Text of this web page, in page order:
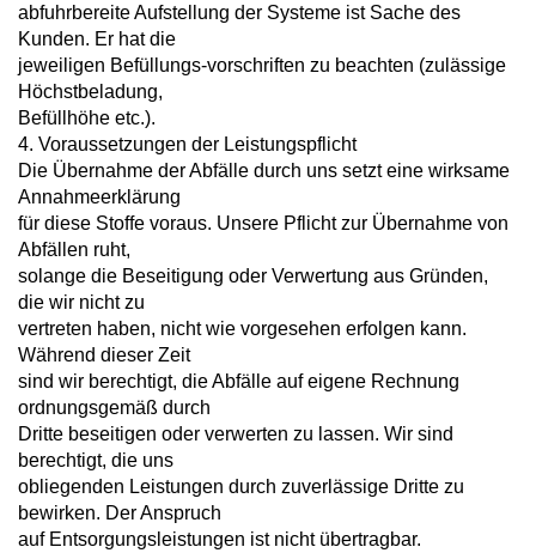
abfuhrbereite Aufstellung der Systeme ist Sache des
Kunden. Er hat die
jeweiligen Befüllungs-vorschriften zu beachten (zulässige
Höchstbeladung,
Befüllhöhe etc.).
4. Voraussetzungen der Leistungspflicht
Die Übernahme der Abfälle durch uns setzt eine wirksame
Annahmeerklärung
für diese Stoffe voraus. Unsere Pflicht zur Übernahme von
Abfällen ruht,
solange die Beseitigung oder Verwertung aus Gründen,
die wir nicht zu
vertreten haben, nicht wie vorgesehen erfolgen kann.
Während dieser Zeit
sind wir berechtigt, die Abfälle auf eigene Rechnung
ordnungsgemäß durch
Dritte beseitigen oder verwerten zu lassen. Wir sind
berechtigt, die uns
obliegenden Leistungen durch zuverlässige Dritte zu
bewirken. Der Anspruch
auf Entsorgungsleistungen ist nicht übertragbar.